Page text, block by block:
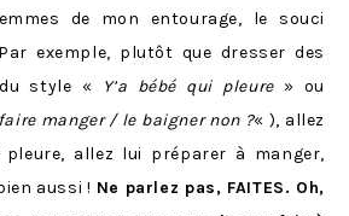
de mon entourage, le souci
exemple, plutôt que dresser des
style «
Y’a bébé qui pleure» ou
faire manger / le baigner non ?« ), allez
allez lui préparer à manger,
aussi ! Ne parlez pas, FAITES. Oh,